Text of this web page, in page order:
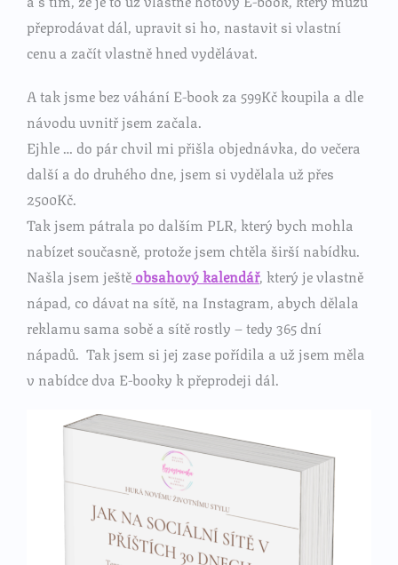
přeprodávat dál, upravit si ho, nastavit si vlastní
cenu a začít vlastně hned vydělávat.
A tak jsme bez váhání E-book za 599Kč koupila a dle
návodu uvnitř jsem začala.
Ejhle … do pár chvil mi přišla objednávka, do večera
další a do druhého dne, jsem si vydělala už přes
2500Kč.
Tak jsem pátrala po dalším PLR, který bych mohla
nabízet současně, protože jsem chtěla širší nabídku.
Našla jsem ještě obsahový kalendář, který je vlastně
nápad, co dávat na sítě, na Instagram, abych dělala
reklamu sama sobě a sítě rostly – tedy 365 dní
nápadů. Tak jsem si jej zase pořídila a už jsem měla
v nabídce dva E-booky k přeprodeji dál.